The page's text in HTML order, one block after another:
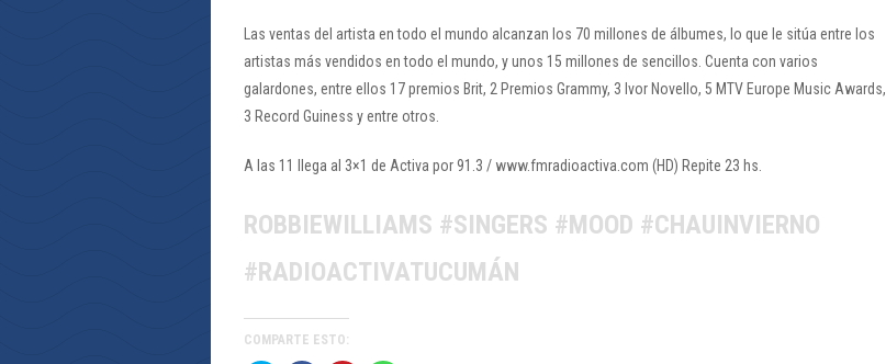
Las ventas del artista en todo el mundo alcanzan los 70 millones de álbumes, lo que le sitúa entre los
artistas más vendidos en todo el mundo, y unos 15 millones de sencillos. Cuenta con varios
galardones, entre ellos 17 premios Brit, 2 Premios Grammy, 3 Ivor Novello, 5 MTV Europe Music Awards,
3 Record Guiness y entre otros.
A las 11 llega al 3×1 de Activa por 91.3 / www.fmradioactiva.com (HD) Repite 23 hs.
ROBBIEWILLIAMS #SINGERS #MOOD #CHAUINVIERNO
#RADIOACTIVATUCUMÁN
COMPARTE ESTO: